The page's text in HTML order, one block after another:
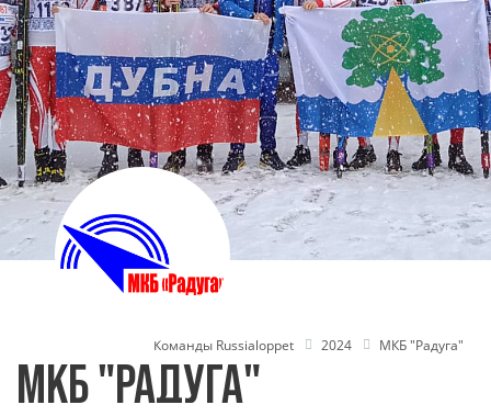
Команды Russialoppet 2024 МКБ "Радуга"
МКБ "РАДУГА"